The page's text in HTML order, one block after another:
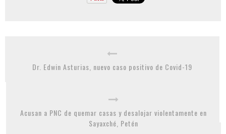
Dr. Edwin Asturias, nuevo caso positivo de Covid-19
Acusan a PNC de quemar casas y desalojar violentamente en
Sayaxché, Petén